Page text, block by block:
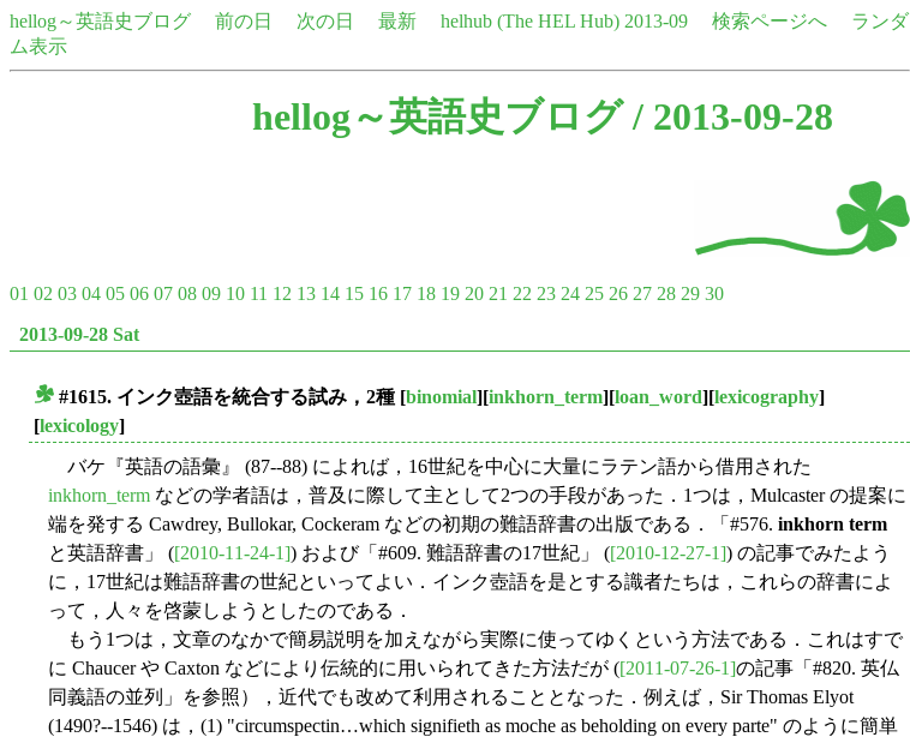
hellog～英語史ブログ 前の日 次の日 最新 helhub (The HEL Hub) 2013-09 検索ページへ
ランダ
ム表示
hellog～英語史ブログ/ 2013-09-28
01 02 03 04 05 06 07 08 09 10 11 12 13 14 15 16 17 18 19 20 21 22 23 24 25 26 27 28 29 30
2013-09-28 Sat
#1615. インク壺語を統合する試み，2種 [binomial][inkhorn_term][loan_word][lexicography]
[lexicology]
バケ『英語の語彙』 (87--88) によれば，16世紀を中心に大量にラテン語から借用された
inkhorn_term などの学者語は，普及に際して主として2つの手段があった．1つは，Mulcaster の提案に
端を発する Cawdrey, Bullokar, Cockeram などの初期の難語辞書の出版である．「#576. inkhorn term
と英語辞書」 ([2010-11-24-1]) および「#609. 難語辞書の17世紀」 ([2010-12-27-1]) の記事でみたよう
に，17世紀は難語辞書の世紀といってよい．インク壺語を是とする識者たちは，これらの辞書によ
って，人々を啓蒙しようとしたのである．
もう1つは，文章のなかで簡易説明を加えながら実際に使ってゆくという方法である．これはすで
に Chaucer や Caxton などにより伝統的に用いられてきた方法だが ([2011-07-26-1]の記事「#820. 英仏
同義語の並列」を参照），近代でも改めて利用されることとなった．例えば，Sir Thomas Elyot
(1490?--1546) は，(1) "circumspectin…which signifieth as moche as beholding on every parte" のように簡単